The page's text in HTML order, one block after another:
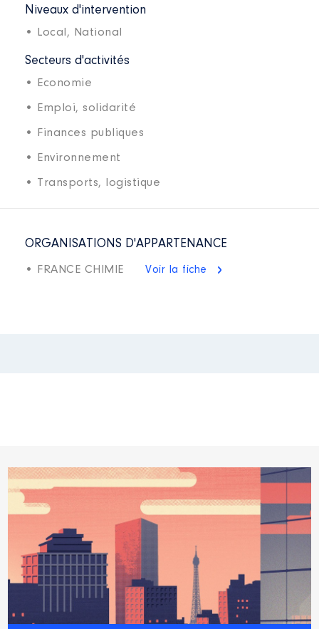
Niveaux d'intervention
• Local, National
Secteurs d'activités
• Economie
• Emploi, solidarité
• Finances publiques
• Environnement
• Transports, logistique
ORGANISATIONS D'APPARTENANCE
• FRANCE CHIMIE Voir la fiche